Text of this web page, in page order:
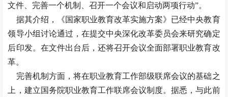
文件、完善一个机制、召开一个会议和启动两项行动”。
据其介绍，《国家职业教育改革实施方案》已经中央教育
领导小组讨论通过，在提交中央深化改革委员会来研究确定
后印发。在文件出台后，还将召开会议全面部署职业教育改
革。
完善机制方面，将在职业教育工作部级联席会议的基础之
上，建立国务院职业教育工作联席会议制度。据悉，与此前